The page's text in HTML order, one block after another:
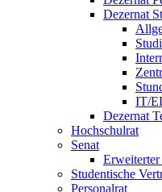
Dezernat
IT/
Dezernat
Hochschulrat
Senat
Erweiterter
Studentische
Personalrat